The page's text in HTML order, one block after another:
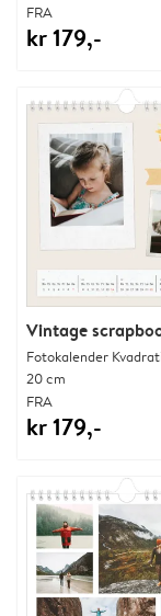
FRA
kr 179,-
Vintage
Fotokalender
20 cm
FRA
kr 179,-